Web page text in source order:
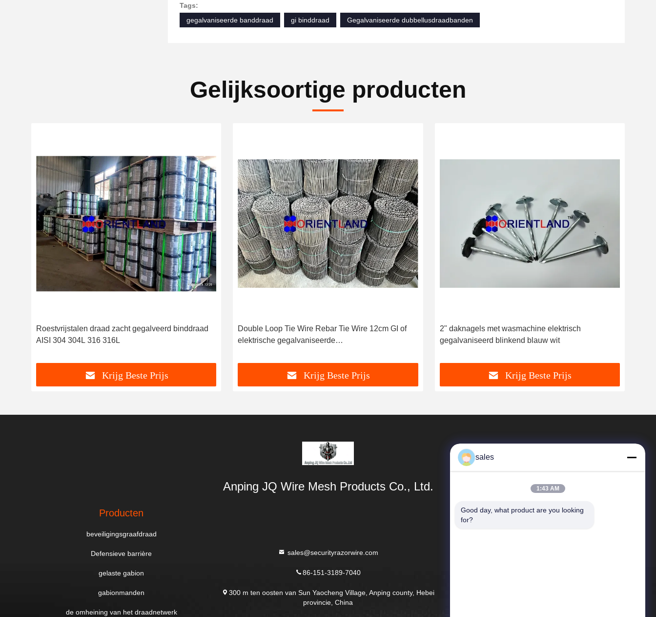
Tags:
gegalvaniseerde banddraad
gi binddraad Gegalvaniseerde dubbellusdraadbanden
Gelijksoortige producten
Roestvrijstalen draad zacht gegalveerd binddraad
AISI 304 304L 316 316L
Krijg Beste Prijs
Double Loop Tie Wire Rebar Tie Wire 12cm GI of
elektrische gegalvaniseerde
Krijg Beste Prijs
2" daknagels met wasmachine elektrisch
gegalvaniseerd blinkend blauw wit
Krijg Beste Prijs
Anping JQ Wire Mesh Products Co., Ltd.
Producten
beveiligingsgraafdraad
Defensieve barrière
gelaste gabion
gabionmanden
de omheining van het draadnetwerk
sales@securityrazorwire.com
86-151-3189-7040
300 m ten oosten van Sun Yaocheng Village, Anping county, Hebei
provincie, China
Snelle Links
sales
1:43 AM
Good day, what product are you looking
for?